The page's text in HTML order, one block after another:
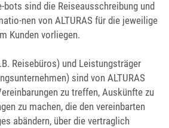
bots sind die Reiseausschreibung und
nen von ALTURAS für die jeweilige
Kunden vorliegen.
Reisebüros) und Leistungsträger
sind von ALTURAS
zu treffen, Auskünfte zu
zu machen, die den vereinbarten
abändern, über die vertraglich